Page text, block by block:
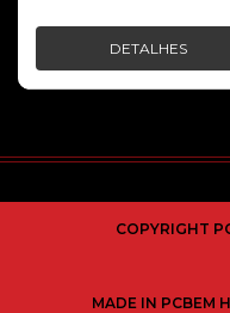
DETALHES
COPYRIGHT
MADE IN PCBEM